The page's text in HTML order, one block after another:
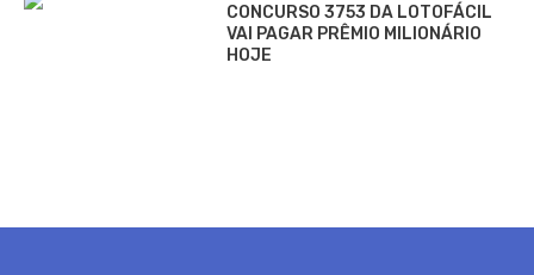
CONCURSO 3753 DA LOTOFÁCIL
VAI PAGAR PRÊMIO MILIONÁRIO
HOJE